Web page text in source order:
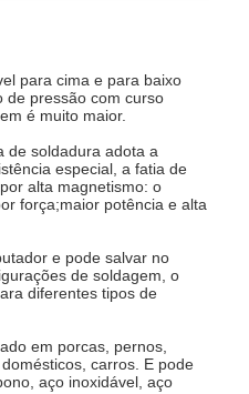
do ponto
estacionária
para cima e para baixo
de pressão com curso
é muito maior.
de soldadura adota a
especial, a fatia de
alta magnetismo: o
força;maior potência e alta
e pode salvar no
de soldagem, o
diferentes tipos de
em porcas, pernos,
carros. E pode
aço inoxidável, aço